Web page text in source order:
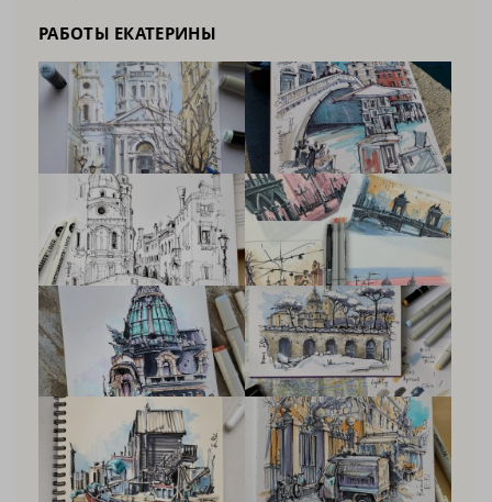
РАБОТЫ ЕКАТЕРИНЫ